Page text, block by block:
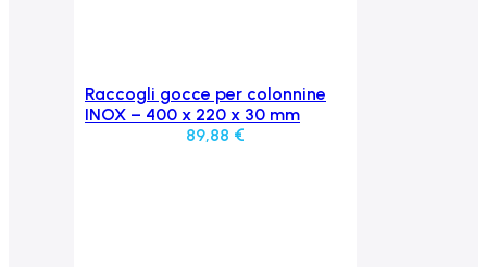
Aggiungi al carrello
Raccogli gocce per colonnine
INOX – 400 x 220 x 30 mm
89,88 €